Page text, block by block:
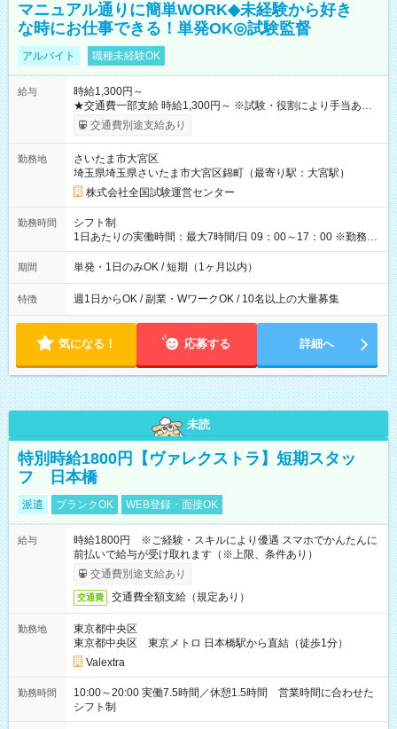
マニュアル通りに簡単WORK◆未経験から好き
な時にお仕事できる！単発OK◎試験監督
アルバイト 職種未経験OK
給与
時給1,300円～
★交通費一部支給 時給1,300円～ ※試験・役割により手当あり
※勤務回数により昇給あり 【即給（前払い）オプションあ
り！】 希望される場合、勤務から1週間ほどで給与の一部を受け
例】 ・河合塾模擬試験 8:30～17:30（休憩1時間） 時給1,300円
×8時間＝日収10,400円＋交通費 ※当日の役割により時給＋100
円の場合あり ・国家試験 7:00～13:30（休憩なし） 時給1,300
円（役割手当＋100円）×6時間＝日収8,400円＋交通費 【試用期
間】試用期間なし
交通費別途支給あり
勤務地
さいたま市大宮区
埼玉県埼玉県さいたま市大宮区錦町（最寄り駅：大宮駅）
株式会社全国試験運営センター
勤務時間
シフト制
1日あたりの実働時間：最大7時間/日 09：00～17：00 ※勤務時
間は 試験により異なります。
期間 単発・1日のみOK / 短期（1ヶ月以内）
特徴 週1日からOK / 副業・WワークOK / 10名以上の大量募集
気になる！ 応募する 詳細へ
未読
特別時給1800円【ヴァレクストラ】短期スタッ
フ 日本橋
派遣 ブランクOK WEB登録・面接OK
給与
時給1800円 ※ご経験・スキルにより優遇 スマホでかんたんに
前払いで給与が受け取れます（※上限、条件あり）
交通費別途支給あり
交通費 交通費全額支給（規定あり）
勤務地
東京都中央区
東京都中央区 東京メトロ 日本橋駅から直結（徒歩1分）
Valextra
勤務時間
10:00～20:00 実働7.5時間／休憩1.5時間 営業時間に合わせた
シフト制